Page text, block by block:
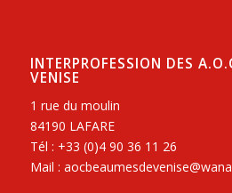
INTERPROFESSION DES
VENISE
1 rue du moulin
84190 LAFARE
Tél : +33 (0)4 90 36 11 26
Mail :